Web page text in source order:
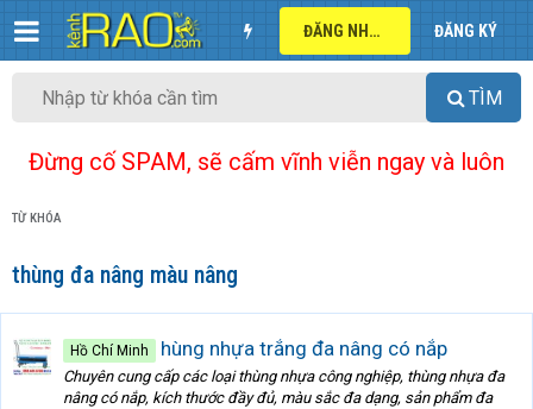
ĐĂNG NHẬP ĐĂNG KÝ
TÌM
Đừng cố SPAM, sẽ cấm vĩnh viễn ngay và luôn
TỪ KHÓA
thùng đa nâng màu nâng
Hồ Chí Minh hùng nhựa trắng đa nâng có nắp
Chuyên cung cấp các loại thùng nhựa công nghiệp, thùng nhựa đa
nâng có nắp, kích thước đầy đủ, màu sắc đa dạng, sản phẩm đa